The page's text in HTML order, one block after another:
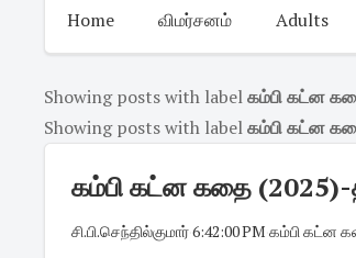
Home விமர்சனம் Adults
Showing posts with labelகம்பி கட்ன
Showing posts with labelகம்பி கட்ன
கம்பி கட்ன கதை (2025)-
சி.பி.செந்தில்குமார்·6:42:00 PM ·கம்பி கட்ன